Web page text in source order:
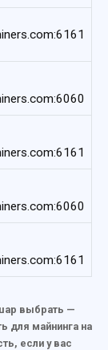
выбрать —
для майнинга на
если у вас